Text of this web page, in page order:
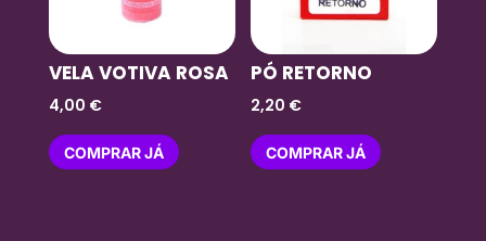
VELA VOTIVA ROSA
4,00 €
COMPRAR JÁ
PÓ RETORNO
2,20 €
COMPRAR JÁ